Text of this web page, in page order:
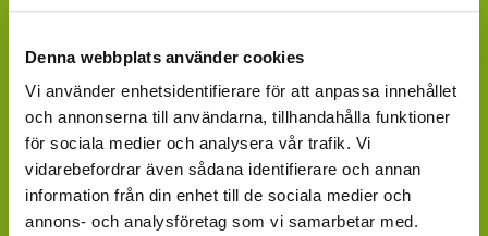
Denna webbplats använder cookies
Vi använder enhetsidentifierare för att anpassa innehållet
och annonserna till användarna, tillhandahålla funktioner
för sociala medier och analysera vår trafik. Vi
vidarebefordrar även sådana identifierare och annan
information från din enhet till de sociala medier och
annons- och analysföretag som vi samarbetar med.
BLOMSTERBUTIKER: Blomster- och Livsstilsbutiker
presenterar ett personligt utbud och kan beställa hem
på din förfrågan.